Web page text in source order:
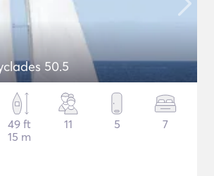
50.5
49 ft
15 m
11 5 7